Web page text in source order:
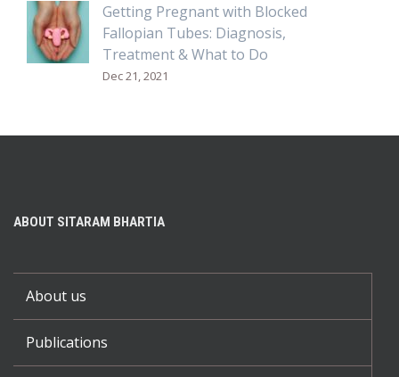
Getting Pregnant with Blocked
Fallopian Tubes: Diagnosis,
Treatment & What to Do
Dec 21, 2021
ABOUT SITARAM BHARTIA
About us
Publications